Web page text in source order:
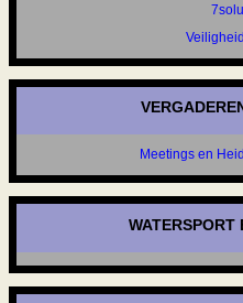
Meetings en
WATERSPORT